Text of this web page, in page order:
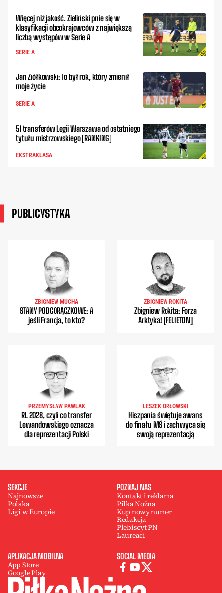
Więcej niż jakość. Zieliński pnie się w
klasyfikacji obcokrajowców z największą
liczbą występów w Serie A
SERIE A
Jan Ziółkowski: To był rok, który zmienił
moje życie
SERIE A
51 transferów Legii Warszawa od ostatniego
tytułu mistrzowskiego [RANKING]
EKSTRAKLASA
PUBLICYSTYKA
ZBIGNIEW MUCHA
STANY PODGORĄCZKOWE: A
jeśli Francja, to kto?
ZBIGNIEW ROKITA
Zbigniew Rokita: Forza
Arktyka! [FELIETON]
PRZEMYSŁAW PAWLAK
RL 2028, czyli co transfer
Lewandowskiego oznacza
dla reprezentacji Polski
LESZEK ORŁOWSKI
Hiszpania świętuje awans
do finału MŚ i zachwyca się
swoją reprezentacją
SEKCJE
Najnowsze
Polska
Ligi w Europie
POZNAJ NAS
Kontakt i reklama
Piłka Nożna
Kup nowy numer
Redakcja
Plebiscyt PN
Laureaci
APLIKACJA MOBILNA
App Store
Google Play
SOCIAL MEDIA